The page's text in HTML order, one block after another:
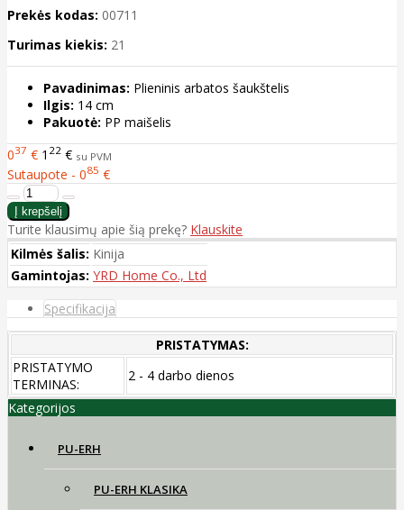
Prekės kodas: 00711
Turimas kiekis: 21
Pavadinimas: Plieninis arbatos šaukštelis
Ilgis: 14 cm
Pakuotė: PP maišelis
037 € 1 22 € su PVM
Sutaupote - 085 €
Turite klausimų apie šią prekę? Klauskite
Kilmės šalis: Kinija
Gamintojas: YRD Home Co., Ltd
Specifikacija
PRISTATYMAS:
PRISTATYMO
TERMINAS:
2 - 4 darbo dienos
Kategorijos
PU-ERH
PU-ERH KLASIKA